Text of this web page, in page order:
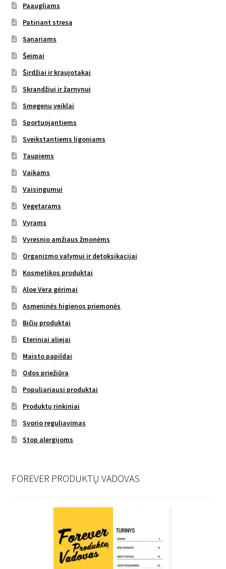
Paaugliams
Patiriant stresą
Sąnariams
Šeimai
Širdžiai ir kraujotakai
Skrandžiui ir žarnynui
Smegenų veiklai
Sportuojantiems
Sveikstantiems ligoniams
Taupiems
Vaikams
Vaisingumui
Vegetarams
Vyrams
Vyresnio amžiaus žmonėms
Organizmo valymui ir detoksikacijai
Kosmetikos produktai
Aloe Vera gėrimai
Asmeninės higienos priemonės
Bičių produktai
Eteriniai aliejai
Maisto papildai
Odos priežiūra
Populiariausi produktai
Produktų rinkiniai
Svorio reguliavimas
Stop alergijoms
FOREVER PRODUKTŲ VADOVAS